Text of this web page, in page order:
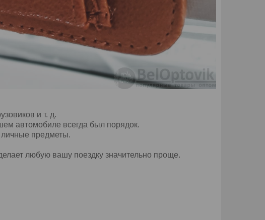
и т. д.
автомобиле всегда был порядок.
личные предметы.
любую вашу поездку значительно проще.